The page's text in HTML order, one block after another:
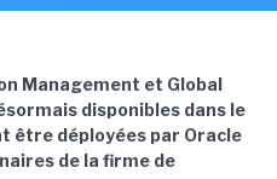
Management et Global
disponibles dans le
être déployées par Oracle
de la firme de